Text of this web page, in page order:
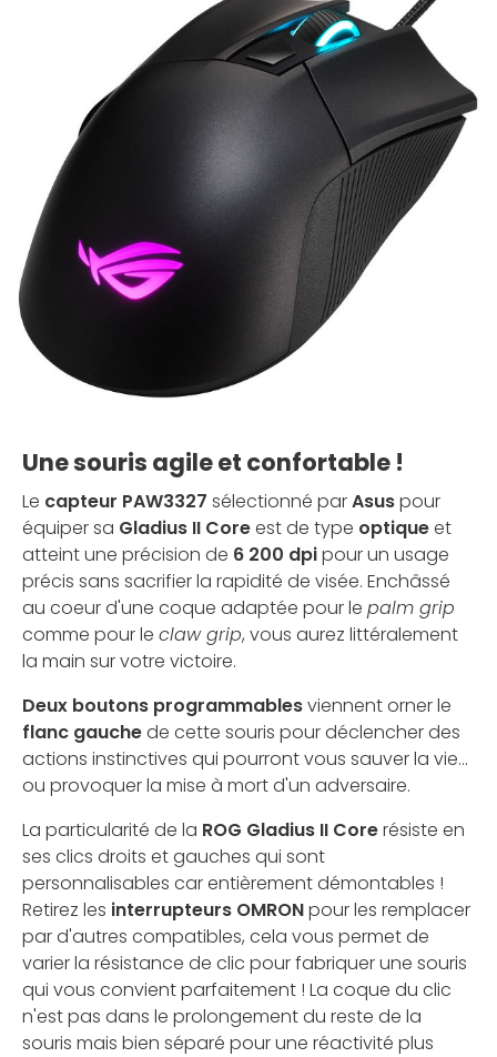
Une souris agile et confortable !
Le capteur PAW3327 sélectionné parAsuspour
équiper sa Gladius II Coreest de type optiqueet
atteint une précision de 6 200 dpipour un usage
précis sans sacrifier la rapidité de visée. Enchâssé
au coeur d'une coque adaptée pour le palm grip
comme pour le claw grip, vous aurez littéralement
la main sur votre victoire.
Deux boutons programmablesviennent orner le
flanc gauchede cette souris pour déclencher des
actions instinctives qui pourront vous sauver la vie...
ou provoquer la mise à mort d'un adversaire.
La particularité de la ROG Gladius II Corerésiste en
ses clics droits et gauches qui sont
personnalisables car entièrement démontables !
Retirez les interrupteurs OMRONpour les remplacer
par d'autres compatibles, cela vous permet de
varier la résistance de clic pour fabriquer une souris
qui vous convient parfaitement ! La coque du clic
n'est pas dans le prolongement du reste de la
souris mais bien séparé pour une réactivité plus